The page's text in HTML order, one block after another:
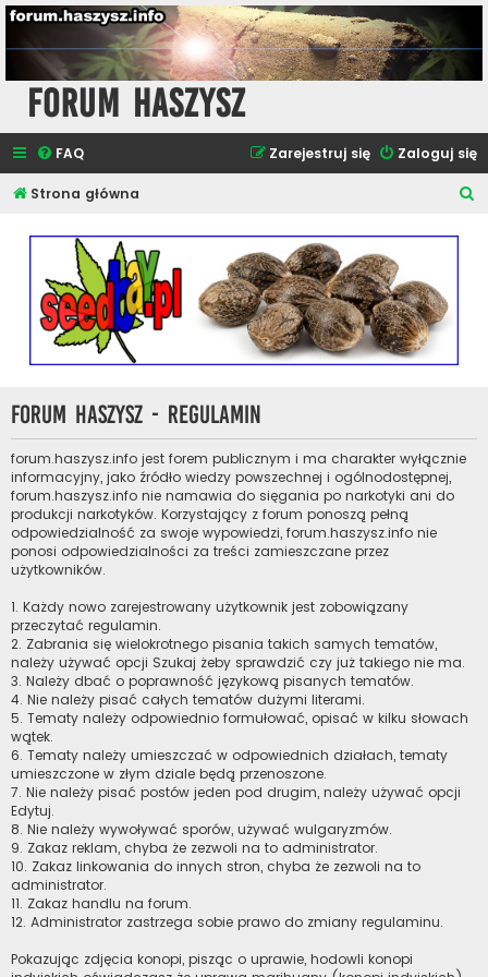
Forum Haszysz
FAQ Zaloguj się
Zarejestruj się
Strona główna
Forum Haszysz - Regulamin
forum.haszysz.info jest forem publicznym i ma charakter wyłącznie
informacyjny, jako źródło wiedzy powszechnej i ogólnodostępnej,
forum.haszysz.info nie namawia do sięgania po narkotyki ani do
produkcji narkotyków. Korzystający z forum ponoszą pełną
odpowiedzialność za swoje wypowiedzi, forum.haszysz.info nie
ponosi odpowiedzialności za treści zamieszczane przez
użytkowników.
1. Każdy nowo zarejestrowany użytkownik jest zobowiązany
przeczytać regulamin.
2. Zabrania się wielokrotnego pisania takich samych tematów,
należy używać opcji Szukaj żeby sprawdzić czy już takiego nie ma.
3. Należy dbać o poprawność językową pisanych tematów.
4. Nie należy pisać całych tematów dużymi literami.
5. Tematy należy odpowiednio formułować, opisać w kilku słowach
wątek.
6. Tematy należy umieszczać w odpowiednich działach, tematy
umieszczone w złym dziale będą przenoszone.
7. Nie należy pisać postów jeden pod drugim, należy używać opcji
Edytuj.
8. Nie należy wywoływać sporów, używać wulgaryzmów.
9. Zakaz reklam, chyba że zezwoli na to administrator.
10. Zakaz linkowania do innych stron, chyba że zezwoli na to
administrator.
11. Zakaz handlu na forum.
12. Administrator zastrzega sobie prawo do zmiany regulaminu.
Pokazując zdjęcia konopi, pisząc o uprawie, hodowli konopi